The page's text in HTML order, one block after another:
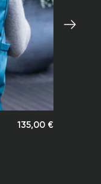
dem
für
bei
135,00 €